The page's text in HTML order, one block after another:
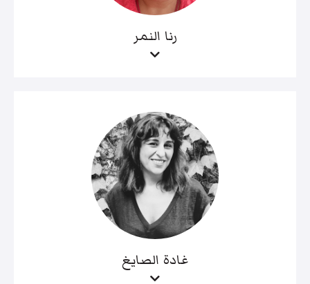
رنا النمر
غادة الصايغ